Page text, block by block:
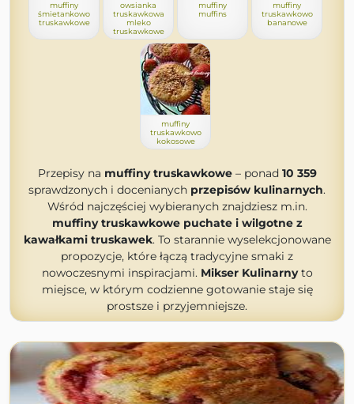
muffiny
śmietankowo
truskawkowe
owsianka
truskawkowa
mleko
truskawkowe
muffiny
muffins
muffiny
truskawkowo
bananowe
muffiny
truskawkowo
kokosowe
Przepisy na muffiny truskawkowe– ponad 10 359
sprawdzonych i docenianych przepisów kulinarnych.
Wśród najczęściej wybieranych znajdziesz m.in.
muffiny truskawkowe puchate i wilgotne z
kawałkami truskawek. To starannie wyselekcjonowane
propozycje, które łączą tradycyjne smaki z
nowoczesnymi inspiracjami. Mikser Kulinarnyto
miejsce, w którym codzienne gotowanie staje się
prostsze i przyjemniejsze.